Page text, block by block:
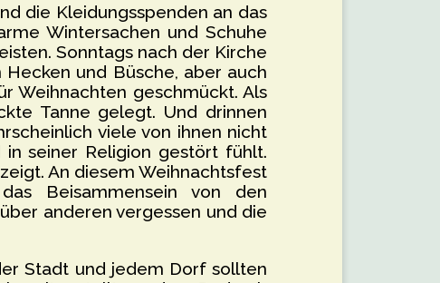
die Kleidungsspenden an das
Wintersachen und Schuhe
Sonntags nach der Kirche
und Büsche, aber auch
Weihnachten geschmückt. Als
Tanne gelegt. Und drinnen
viele von ihnen nicht
seiner Religion gestört fühlt.
An diesem Weihnachtsfest
Beisammensein von den
anderen vergessen und die
Stadt und jedem Dorf sollten